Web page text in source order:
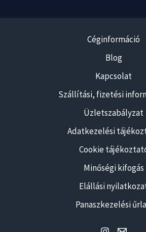
Céginformáció
Blog
Kapcsolat
Szállítási, fizetési
Üzletszabályzat
Adatkezelési
Cookie
Minőségi kifogás
Elállási
Panaszkezelési